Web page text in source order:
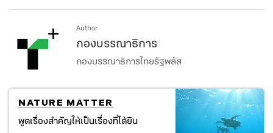
Author
กองบรรณาธิการ
กองบรรณาธิการไทยรัฐพลัส
NATURE MATTER
พูดเรื่องสำคัญให้เป็นเรื่องที่ได้ยิน